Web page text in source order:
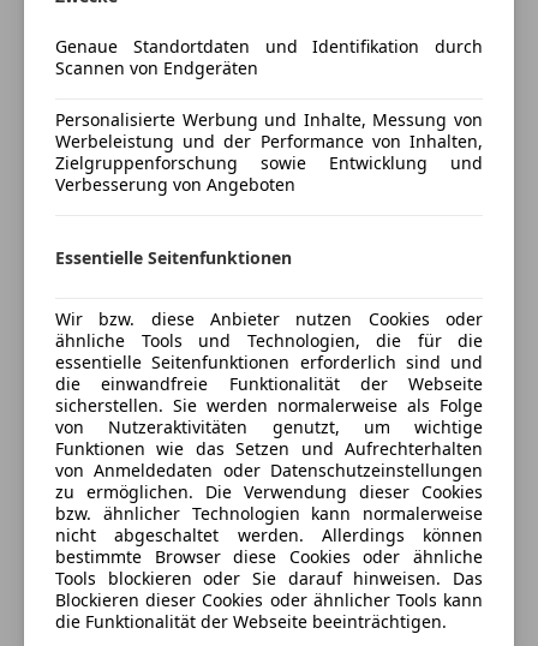
Lichtsensor
Luftfederung
Multifunktionslenkrad
Navigationssystem
Panoramadach
Schiebedach
Sitzbelüftung
Sitzheizung
Standheizung
Start/Stop-Automatik
Tempomat
Unterhaltung/Media
Android Auto
Apple CarPlay
Bluetooth
Bordcomputer
DAB-Radio
STandheizung - Sitzlüftung - Massagesitze - Driv. Ass.
Prof. Park. Ass. Prof.
Betreffend Besichtigung und Probefahrt bitte um
Terminvereinbarung.
Gerne nehmen wir Ihren Gebrauchtwagen in
Finanzierungspartner: BMW Bank // WSD Donau
Leasing – Top Konditionen
Versicherungspartner: Wr. Städtische Versicherung –
Top Konditionen
Die Firma Pokorny Premium Automobile hat sich auf
den Verkauf von Autos spezialisiert, welche in gutem
Gesamtzustand sind und die Historie in Ordnung ist.
Nach über 2.000 verkauften Fahrzeugen weiß ich
worauf es beim Autokauf ankommt.
Mehr anzeigen
Versicherungsschutz an Ihre Bedürfnisse
anpassen
Freischaden-Gutschein ab Stufe 0
Auto einfach online versichern & Rabatt holen
Jetzt berechnen
Genaue Standortdaten und Identifikation durch
Scannen von Endgeräten
Personalisierte Werbung und Inhalte, Messung von
Werbeleistung und der Performance von Inhalten,
Zielgruppenforschung sowie Entwicklung und
Verbesserung von Angeboten
Essentielle Seitenfunktionen
Wir bzw. diese Anbieter nutzen Cookies oder
ähnliche Tools und Technologien, die für die
essentielle Seitenfunktionen erforderlich sind und
die einwandfreie Funktionalität der Webseite
sicherstellen. Sie werden normalerweise als Folge
von Nutzeraktivitäten genutzt, um wichtige
Funktionen wie das Setzen und Aufrechterhalten
von Anmeldedaten oder Datenschutzeinstellungen
zu ermöglichen. Die Verwendung dieser Cookies
bzw. ähnlicher Technologien kann normalerweise
nicht abgeschaltet werden. Allerdings können
bestimmte Browser diese Cookies oder ähnliche
Tools blockieren oder Sie darauf hinweisen. Das
Blockieren dieser Cookies oder ähnlicher Tools kann
die Funktionalität der Webseite beeinträchtigen.